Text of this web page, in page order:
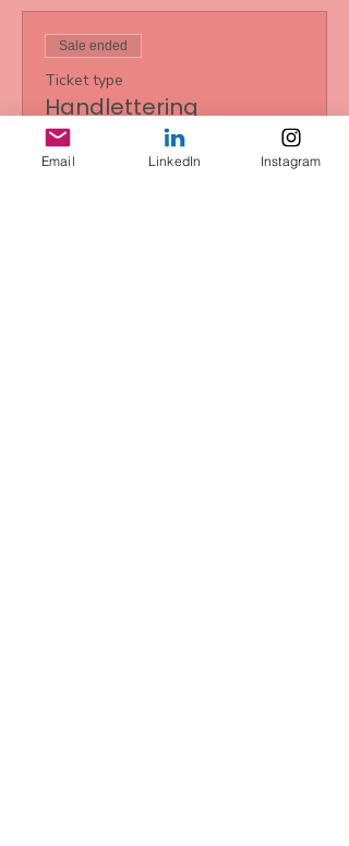
Sale ended
Ticket type
Handlettering
Workshop Basic
Email LinkedIn Instagram